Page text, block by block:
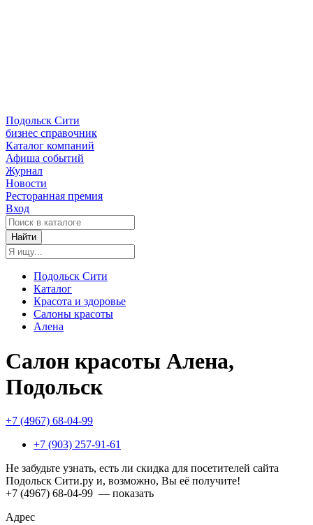
Подольск Сити
бизнес справочник
Каталог компаний
Афиша событий
Журнал
Новости
Ресторанная премия
Вход
Найти
Подольск Сити
Каталог
Красота и здоровье
Салоны красоты
Алена
Салон красоты Алена,
Подольск
+7 (4967) 68-04-99
+7 (903) 257-91-61
Не забудьте узнать, есть ли скидка для посетителей сайта
Подольск Сити.ру и, возможно, Вы её получите!
+7 (4967) 68-04-99 — показать
Адрес